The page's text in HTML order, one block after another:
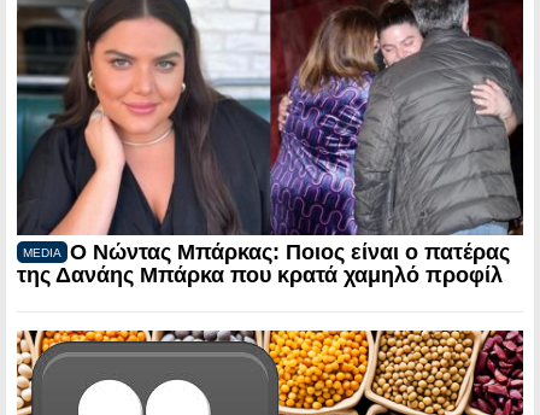
MEDIA
Ο Νώντας Μπάρκας: Ποιος είναι ο πατέρας
της Δανάης Μπάρκα που κρατά χαμηλό προφίλ